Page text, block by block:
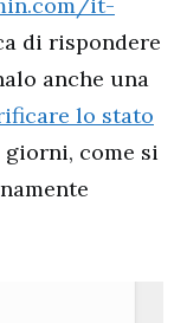
di rispondere
anche una
lo stato
come si